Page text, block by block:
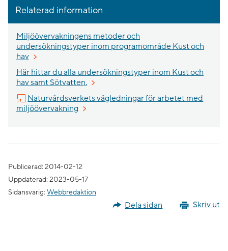
Relaterad information
Miljöövervakningens metoder och
undersökningstyper inom programområde Kust och
havÖppnas i nytt fönster.
Här hittar du alla undersökningstyper inom Kust och
hav samt Sötvatten.
Naturvårdsverkets vägledningar för arbetet med
miljöövervakning Länk till annan webbplats, öppnas i nytt
Publicerad: 2014-02-12
Uppdaterad: 2023-05-17
Sidansvarig: Webbredaktion
Skriv ut
Dela sidan